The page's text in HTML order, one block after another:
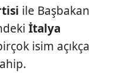
ile Başbakan
İtalya
isim açıkça